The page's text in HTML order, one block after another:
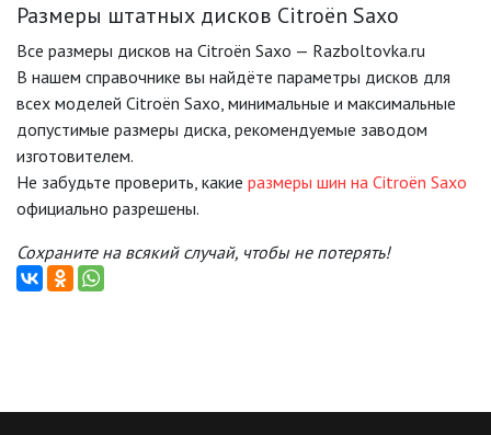
Размеры штатных дисков Citroën Saxo
Все размеры дисков на Citroën Saxo — Razboltovka.ru
В нашем справочнике вы найдёте параметры дисков для
всех моделей Citroën Saxo, минимальные и максимальные
допустимые размеры диска, рекомендуемые заводом
изготовителем.
Не забудьте проверить, какие размеры шин на Citroën Saxo
официально разрешены.
Сохраните на всякий случай, чтобы не потерять!